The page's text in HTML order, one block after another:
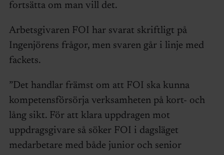
fortsätta om man vill det.
Arbetsgivaren FOI har svarat skriftligt på
Ingenjörens frågor, men svaren går i linje med
fackets.
”Det handlar främst om att FOI ska kunna
kompetensförsörja verksamheten på kort- och
lång sikt. För att klara uppdragen mot
uppdragsgivare så söker FOI i dagsläget
medarbetare med både junior och senior